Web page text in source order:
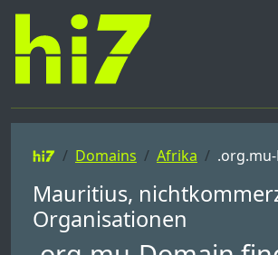
Domains Afrika
Mauritius,
Organisationen